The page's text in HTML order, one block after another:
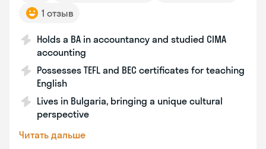
1 отзыв
Holds a BA in accountancy and studied CIMA
accounting
Possesses TEFL and BEC certificates for teaching
English
Lives in Bulgaria, bringing a unique cultural
perspective
Читать дальше